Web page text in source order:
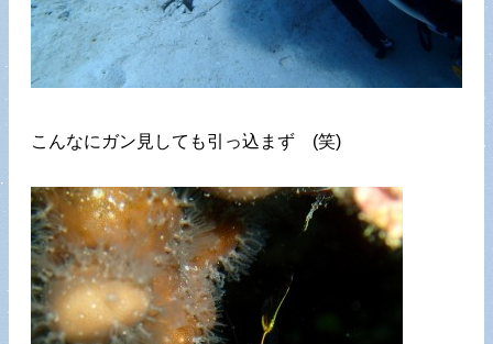
こんなにガン見しても引っ込まず (笑)